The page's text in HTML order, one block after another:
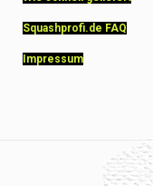
Squashprofi.de FAQ
Impressum